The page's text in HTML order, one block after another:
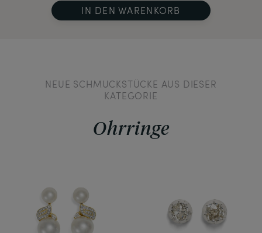
IN DEN WARENKORB
NEUE SCHMUCKSTÜCKE AUS DIESER
KATEGORIE
Ohrringe